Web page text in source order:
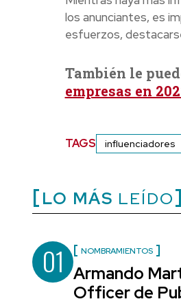
los anunciantes, es
esfuerzos,
También le
empresas en
TAGS influenciadores
LO MÁS LEÍDO
01 NOMBRAMIENTOS
Armando
Officer de